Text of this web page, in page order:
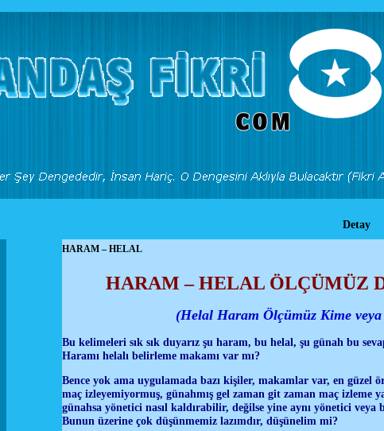
Detay
HARAM – HELAL
HARAM – HELAL ÖLÇÜMÜZ
(Helal Haram Ölçümüz Kime
Bu kelimeleri sık sık duyarız şu haram, bu helal, şu günah bu
Haramı helalı belirleme makamı var mı?
Bence yok ama uygulamada bazı kişiler, makamlar var, en güzel
maç izleyemiyormuş, günahmış gel zaman git zaman maç izleme
günahsa yönetici nasıl kaldırabilir, değilse yine aynı yönetici
Bunun üzerine çok düşünmemiz lazımdır, düşünelim mi?